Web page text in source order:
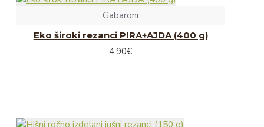
Gabaroni
Eko široki rezanci PIRA+AJDA (400 g)
4.90€